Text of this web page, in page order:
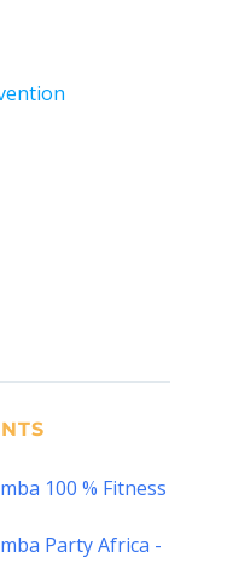
100 % Fitness
Party Africa -